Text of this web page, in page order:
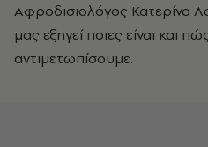
Αφροδισιολόγος Κατερίνα
μας εξηγεί ποιες είναι και
αντιμετωπίσουμε.